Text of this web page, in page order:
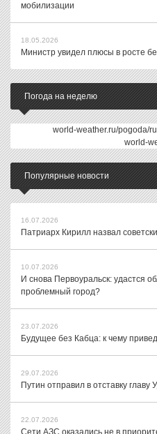
мобилизации
18.05.2026
Министр увидел плюсы в росте
Погода на неделю
world-weather.ru/pogoda/
world-
Популярные новости
16.07.2026
Патриарх Кирилл назвал
10.07.2026
И снова Первоуральск: удастся
проблемный город?
23.07.2026
Будущее без Кабца: к чему
29.07.2026
Путин отправил в отставку
22.07.2026
Сети АЗС оказались не в